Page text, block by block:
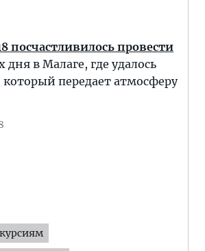
посчастливилось провести
дня в Малаге, где удалось
который передает атмосферу